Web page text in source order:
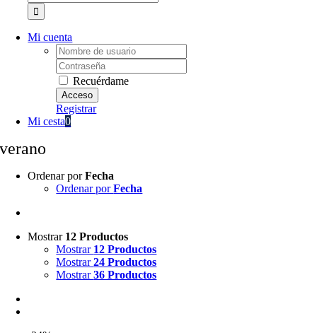
Mi cuenta
Username:
Password:
Recuérdame
Registrar
Mi cesta0
verano
Ordenar porFecha
Ordenar porFecha
Mostrar 12 Productos
Mostrar 12 Productos
Mostrar24 Productos
Mostrar36 Productos